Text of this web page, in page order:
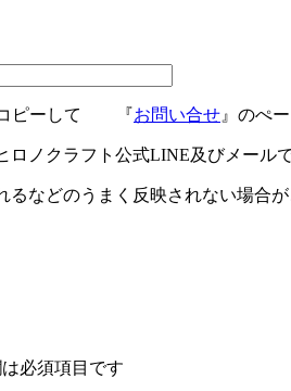
コピーして 『お問い合せ 』のぺ
ロノクラフト公式LINE及びメール
などのうまく反映されない場合
必須項目です